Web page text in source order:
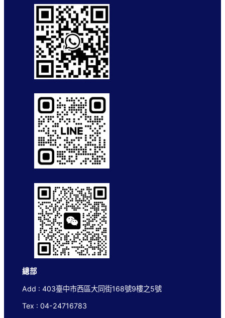
總部
Add : 403臺中市西區大同街168號9樓之5號
Tex : 04-24716783